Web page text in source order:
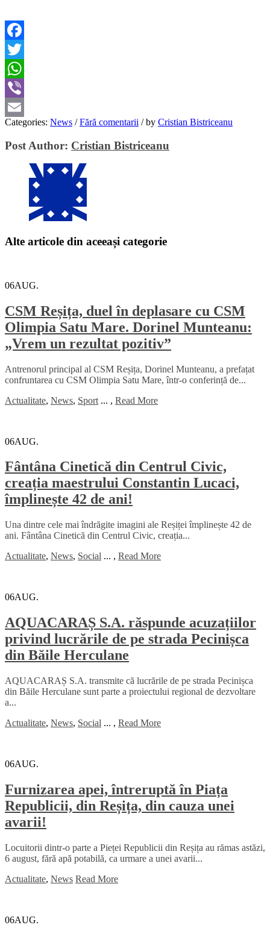
Facebook
Twitter
WhatsApp
Viber
Email
Categories: News / Fără comentarii /by Cristian Bistriceanu
Post Author: Cristian Bistriceanu
Alte articole din aceeași categorie
06AUG.
CSM Reșița, duel în deplasare cu CSM
Olimpia Satu Mare. Dorinel Munteanu:
„Vrem un rezultat pozitiv”
Antrenorul principal al CSM Reșița, Dorinel Munteanu, a prefațat
confruntarea cu CSM Olimpia Satu Mare, într-o conferință de...
Actualitate, News, Sport ... , Read More
06AUG.
Fântâna Cinetică din Centrul Civic,
creația maestrului Constantin Lucaci,
împlinește 42 de ani!
Una dintre cele mai îndrăgite imagini ale Reșiței împlinește 42 de
ani. Fântâna Cinetică din Centrul Civic, creația...
Actualitate, News, Social ... , Read More
06AUG.
AQUACARAȘ S.A. răspunde acuzațiilor
privind lucrările de pe strada Pecinișca
din Băile Herculane
AQUACARAȘ S.A. transmite că lucrările de pe strada Pecinișca
din Băile Herculane sunt parte a proiectului regional de dezvoltare
a...
Actualitate, News, Social ... , Read More
06AUG.
Furnizarea apei, întreruptă în Piața
Republicii, din Reșița, din cauza unei
avarii!
Locuitorii dintr-o parte a Pieței Republicii din Reșița au rămas astăzi,
6 august, fără apă potabilă, ca urmare a unei avarii...
Actualitate, News Read More
06AUG.